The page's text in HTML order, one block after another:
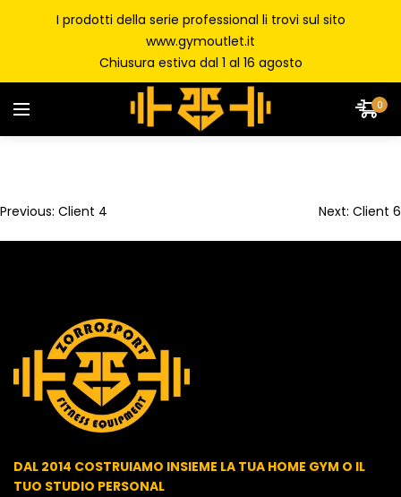
I prodotti della serie professional li trovi sul sito
www.gymoutlet.it
Chiusura estiva dal 1 al 16 agosto
0
Previous: Client 4 Next: Client 6
DAL 2014 COSTRUIAMO INSIEME LA TUA HOME GYM O IL
TUO STUDIO PERSONAL